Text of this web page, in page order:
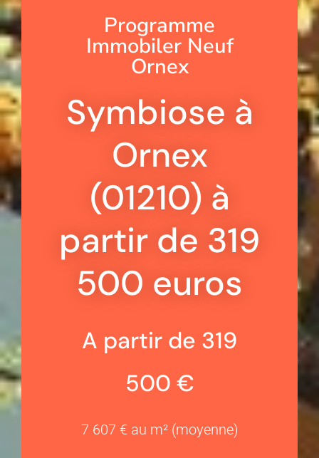
Programme
Immobiler Neuf
Ornex
Symbiose à
Ornex
(01210) à
partir de 319
500 euros
A partir de 319
500 €
7 607 € au m² (moyenne)